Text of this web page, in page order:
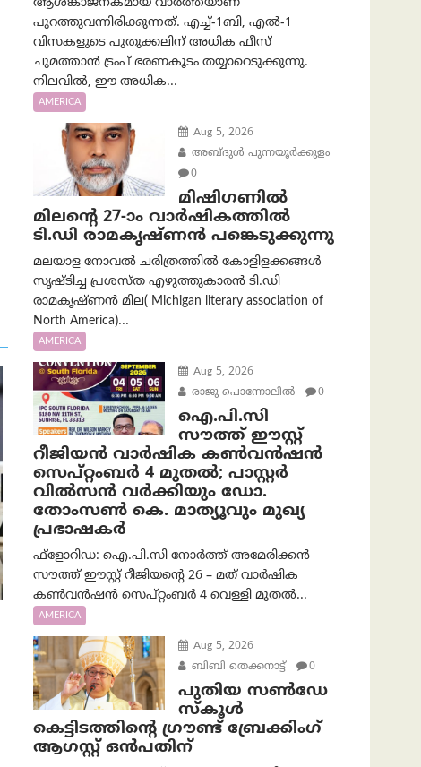
പുറത്തുവന്നിരിക്കുന്നത്. എച്ച്-1ബി, എൽ-1
വിസകളുടെ പുതുക്കലിന് അധിക ഫീസ്
ചുമത്താൻ ട്രംപ് ഭരണകൂടം തയ്യാറെടുക്കുന്നു.
നിലവിൽ, ഈ അധിക...
AMERICA
Aug 5, 2026
അബ്ദുൾ പുന്നയൂർക്കുളം
0
മിഷിഗണിൽ
മിലന്റെ 27-ാം വാർഷികത്തിൽ
ടി.ഡി രാമകൃഷ്ണൻ പങ്കെടുക്കുന്നു
മലയാള നോവൽ ചരിത്രത്തിൽ കോളിളക്കങ്ങൾ
സൃഷ്ടിച്ച പ്രശസ്‌ത എഴുത്തുകാരൻ ടി.ഡി
രാമകൃഷ്ണൻ മില( Michigan literary association of
North America)...
AMERICA
Aug 5, 2026
രാജു പൊന്നോലിൽ
0
ഐ.പി.സി
സൗത്ത് ഈസ്റ്റ്
റീജിയൻ വാർഷിക കൺവൻഷൻ
സെപ്റ്റംബർ 4 മുതൽ; പാസ്റ്റർ
വിൽസൻ വർക്കിയും ഡോ.
തോംസൺ കെ. മാത്യൂവും മുഖ്യ
പ്രഭാഷകർ
ഫ്ളോറിഡ: ഐ.പി.സി നോർത്ത് അമേരിക്കൻ
സൗത്ത് ഈസ്റ്റ് റീജിയന്റെ 26 – മത് വാർഷിക
കൺവൻഷൻ സെപ്റ്റംബർ 4 വെള്ളി മുതൽ...
AMERICA
Aug 5, 2026
ബിബി തെക്കനാട്ട്
0
പുതിയ സൺഡേ
സ്കൂൾ
കെട്ടിടത്തിന്റെ ഗ്രൗണ്ട് ബ്രേക്കിംഗ്
ആഗസ്റ്റ് ഒൻപതിന്